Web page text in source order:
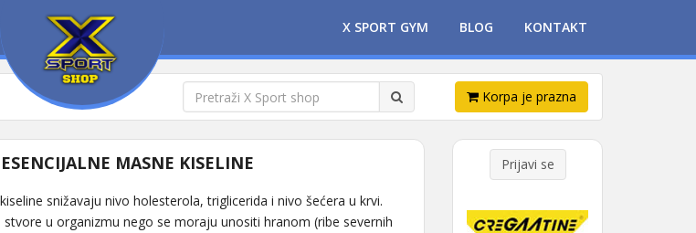
X SPORT GYM BLOG KONTAKT
Korpa je prazna
MASNE KISELINE
snižavaju nivo holesterola, triglicerida i nivo šećera u krvi.
u organizmu nego se moraju unositi hranom (ribe severnih
Prijavi se